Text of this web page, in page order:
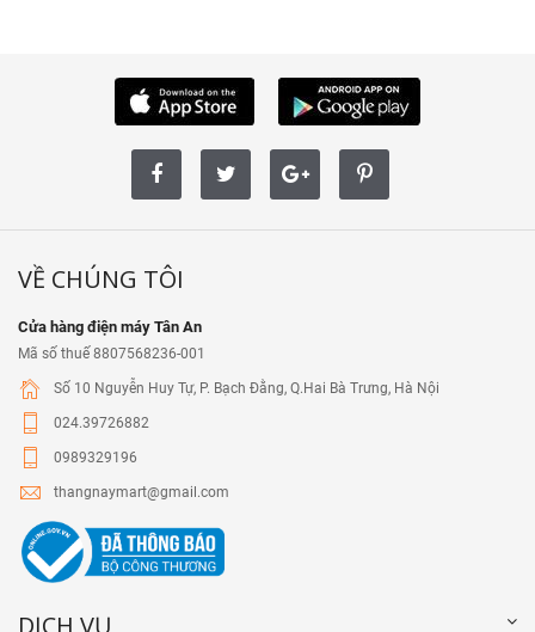
VỀ CHÚNG TÔI
Cửa hàng điện máy Tân An
Mã số thuế 8807568236-001
Số 10 Nguyễn Huy Tự, P. Bạch Đằng, Q.Hai Bà Trưng, Hà Nội
024.39726882
0989329196
thangnaymart@gmail.com